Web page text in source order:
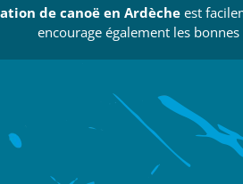
de canoë en Ardècheest
encourage également les